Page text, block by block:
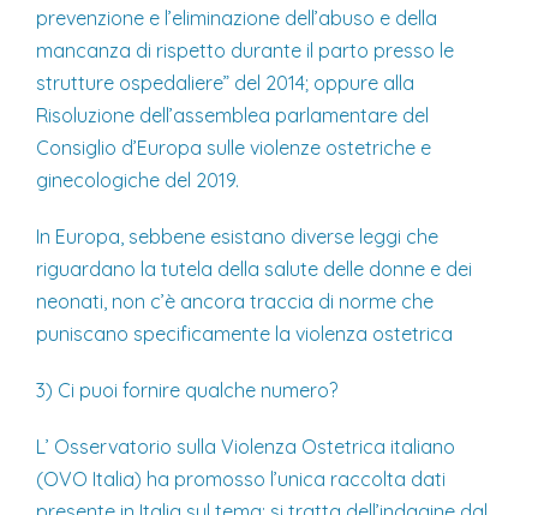
prevenzione e l’eliminazione dell’abuso e della
mancanza di rispetto durante il parto presso le
strutture ospedaliere” del 2014; oppure alla
Risoluzione dell’assemblea parlamentare del
Consiglio d’Europa sulle violenze ostetriche e
ginecologiche del 2019.
In Europa, sebbene esistano diverse leggi che
riguardano la tutela della salute delle donne e dei
neonati, non c’è ancora traccia di norme che
puniscano specificamente la violenza ostetrica
3) Ci puoi fornire qualche numero?
L’ Osservatorio sulla Violenza Ostetrica italiano
(OVO Italia) ha promosso l’unica raccolta dati